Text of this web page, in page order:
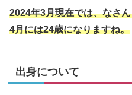
2024年3月現在では、なさ
4月には24歳になりますね。
出身について